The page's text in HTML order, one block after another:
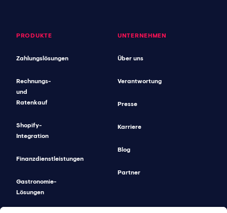
PRODUKTE
Zahlungslösungen
Rechnungs-
und
Ratenkauf
Shopify-
Integration
Finanzdienstleistungen
Gastronomie-
Lösungen
UNTERNEHMEN
Über uns
Verantwortung
Presse
Karriere
Blog
Partner